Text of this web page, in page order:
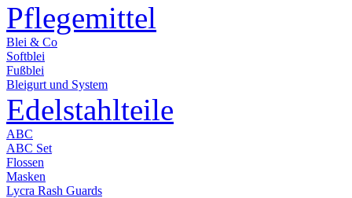
Pflegemittel
Blei & Co
Softblei
Fußblei
Bleigurt und System
Edelstahlteile
ABC
ABC Set
Flossen
Masken
Lycra Rash Guards